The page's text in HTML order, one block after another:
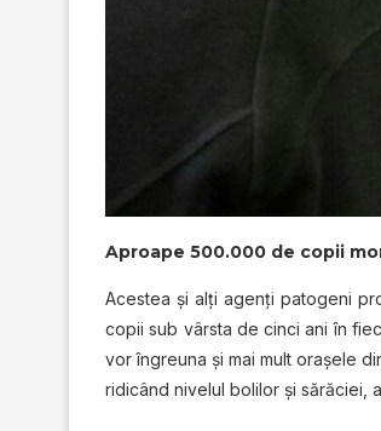
Aproape 500.000 de copii
Acestea şi alţi agenţi patogeni
copii sub vârsta de cinci ani în
vor îngreuna şi mai mult oraşele
ridicând nivelul bolilor şi sărăciei,